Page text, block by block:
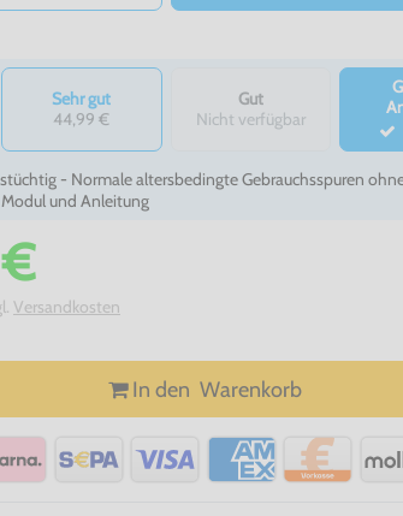
Sehr gut
44,99 €
Gut
Nicht verfügbar
- Normale altersbedingte Gebrauchsspuren
und Anleitung
Versandkosten
In den Warenkorb